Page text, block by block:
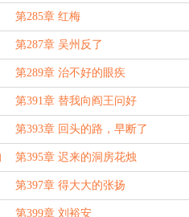
第285章 红梅
第287章 吴州反了
第289章 治不好的眼疾
第391章 替我向阎王问好
第393章 回头的路，早断了
第395章 迟来的洞房花烛
第397章 得大大的张扬
第399章 刘裕安